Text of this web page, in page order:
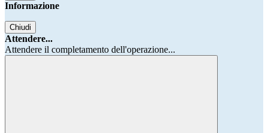
Informazione
Chiudi
Attendere...
Attendere il completamento dell'operazione...